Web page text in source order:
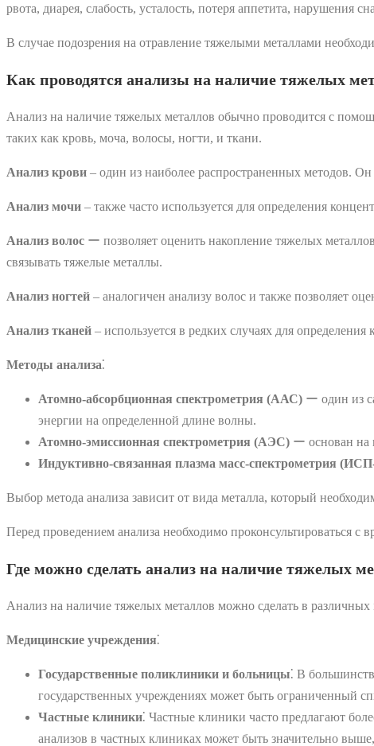
рвота, диарея, слабость, усталость, потеря аппетита, нарушения
В случае подозрения на отравление тяжелыми металлами
Как проводятся анализы на наличие тяжелых
Анализ на наличие тяжелых металлов обычно проводится с
таких как кровь, моча, волосы, ногти, и ткани.
Анализ крови ‒ один из наиболее распространенных методов.
Анализ мочи ‒ также часто используется для определения
Анализ волос ー позволяет оценить накопление тяжелых
связывать тяжелые металлы.
Анализ ногтей ‒ аналогичен анализу волос и также позволяет
Анализ тканей ‒ используется в редких случаях для
Методы анализа⁚
Атомно-абсорбционная спектрометрия (ААС) ー один из
энергии на определенной длине волны.
Атомно-эмиссионная спектрометрия (АЭС) ー основан на
Индуктивно-связанная плазма масс-спектрометрия
Выбор метода анализа зависит от вида металла, который
Перед проведением анализа необходимо проконсультироваться
Где можно сделать анализ на наличие тяжелых
Анализ на наличие тяжелых металлов можно сделать в
Медицинские учреждения⁚
Государственные поликлиники и больницы⁚ В
государственных учреждениях может быть ограниченный
Частные клиники⁚ Частные клиники часто предлагают
анализов в частных клиниках может быть значительно